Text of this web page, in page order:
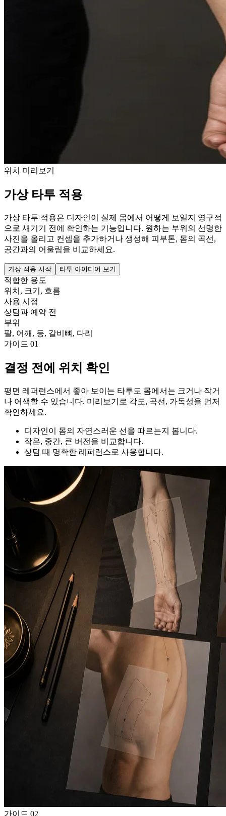
위치 미리보기
가상 타투 적용
가상 타투 적용은 디자인이 실제 몸에서 어떻게 보일지 영구적
으로 새기기 전에 확인하는 기능입니다. 원하는 부위의 선명한
사진을 올리고 컨셉을 추가하거나 생성해 피부톤, 몸의 곡선,
공간과의 어울림을 비교하세요.
가상 적용 시작 타투 아이디어 보기
적합한 용도
위치, 크기, 흐름
사용 시점
상담과 예약 전
부위
팔, 어깨, 등, 갈비뼈, 다리
가이드 01
결정 전에 위치 확인
평면 레퍼런스에서 좋아 보이는 타투도 몸에서는 크거나 작거
나 어색할 수 있습니다. 미리보기로 각도, 곡선, 가독성을 먼저
확인하세요.
디자인이 몸의 자연스러운 선을 따르는지 봅니다.
작은, 중간, 큰 버전을 비교합니다.
상담 때 명확한 레퍼런스로 사용합니다.
가이드 02